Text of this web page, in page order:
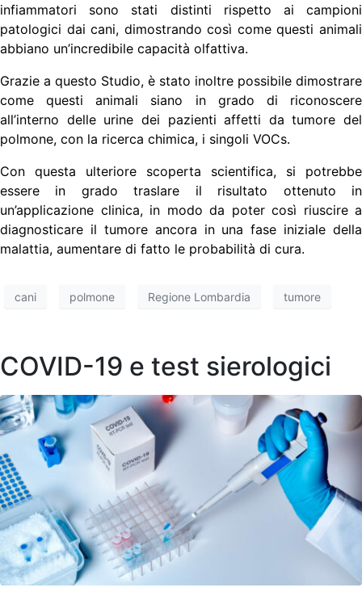
infiammatori sono stati distinti rispetto ai campioni
patologici dai cani, dimostrando così come questi animali
abbiano un’incredibile capacità olfattiva.
Grazie a questo Studio, è stato inoltre possibile dimostrare
come questi animali siano in grado di riconoscere
all’interno delle urine dei pazienti affetti da tumore del
polmone, con la ricerca chimica, i singoli VOCs.
Con questa ulteriore scoperta scientifica, si potrebbe
essere in grado traslare il risultato ottenuto in
un’applicazione clinica, in modo da poter così riuscire a
diagnosticare il tumore ancora in una fase iniziale della
malattia, aumentare di fatto le probabilità di cura.
cani polmone Regione Lombardia tumore
COVID-19 e test sierologici